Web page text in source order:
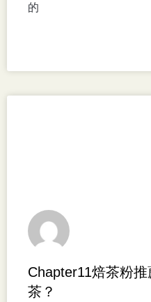
的
Chapter11焙茶粉
茶？